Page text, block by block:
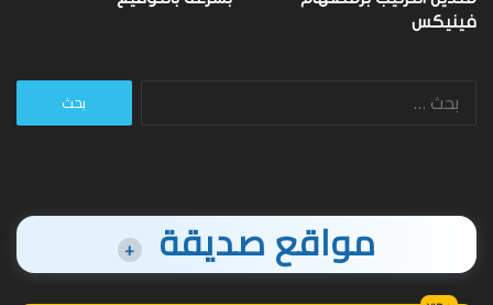
فينيكس
البحث
مواقع صديقة +